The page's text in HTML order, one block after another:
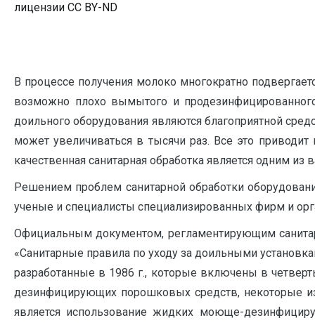
лицензии CC BY-ND
В процессе получения молоко многократно
возможно плохо вымытого и
доильного оборудования являются благоприятной
может увеличиваться в тысячи раз. Все это
качественная санитарная обработка является одним
Решением проблем санитарной обработки
ученые и специалисты специализированных фирм и
Официальным документом, регламентирующим
«Санитарные правила по уходу за доильными
разработанные в 1986 г., которые включены в
дезинфицирующих порошковых средств, некоторые
является использование жидких моюще-